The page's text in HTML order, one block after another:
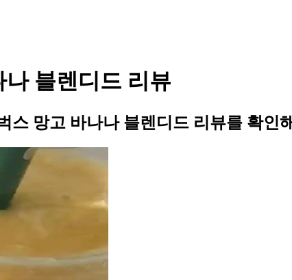
블렌디드 리뷰
스 망고 바나나 블렌디드 리뷰를 확인